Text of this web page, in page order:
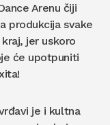
Arenu čiji
produkcija svake
jer uskoro
će upotpuniti
je i kultna